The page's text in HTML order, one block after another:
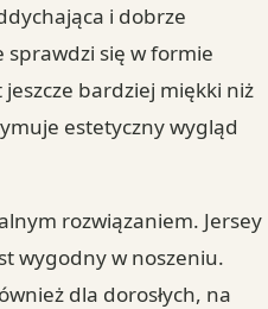
i dobrze
sprawdzi się w formie
bardziej miękki niż
estetyczny wygląd
rozwiązaniem. Jersey
wygodny w noszeniu.
dla dorosłych, na